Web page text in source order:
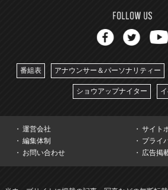
番組表 アナウンサー＆パーソナリティー
ショウアップナイター
運営会社
サイト
編集体制
プライ
お問い合わせ
広告掲